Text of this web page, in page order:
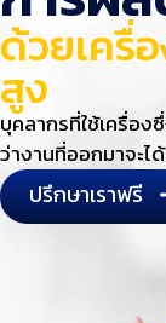
ด้วยเครื่
สูง
บุคลากรที่ใช้เครื่อง
ว่างานที่ออกมาจะ
ปรึกษาเราฟรี